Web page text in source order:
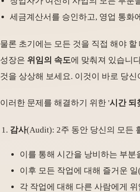
세금계산서를 승인하고, 영업 통화
물론 초기에는 모든 것을 직접 해야
성장은 위임의 속도에 맞춰져 있습니
것을 상상해 보세요. 이것이 바로 당
이러한 문제를 해결하기 위한 '시간 되
감사(Audit): 2주 동안 당신의 모든
이를 통해 시간을 낭비하는 부
이후 모든 작업에 대해 즐거운
각 작업에 대해 다른 사람에게